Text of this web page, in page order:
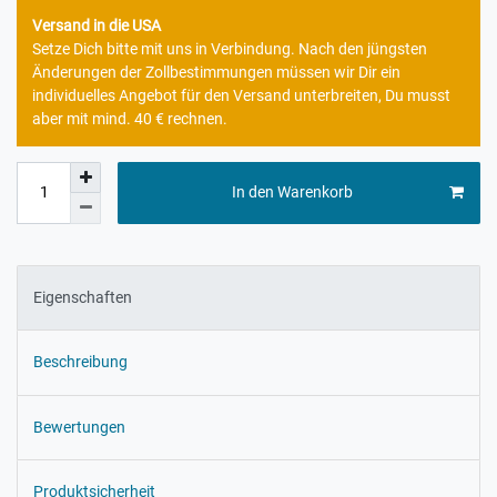
Versand in die USA
Setze Dich bitte mit uns in Verbindung. Nach den jüngsten
Änderungen der Zollbestimmungen müssen wir Dir ein
individuelles Angebot für den Versand unterbreiten, Du musst
aber mit mind. 40 € rechnen.
In den Warenkorb
Eigenschaften
Beschreibung
Bewertungen
Produktsicherheit